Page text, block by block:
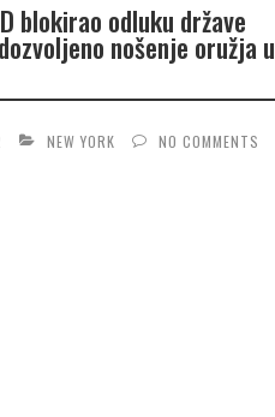
blokirao odluku države
nošenje oružja u
NEW YORK NO COMMENTS